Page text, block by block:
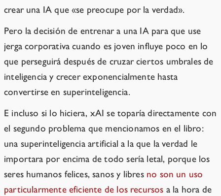
crear una IA que «se preocupe por la verdad».
Pero la decisión de entrenar a una IA para que use
jerga corporativa cuando es joven influye poco en lo
que perseguirá después de cruzar ciertos umbrales de
inteligencia y crecer exponencialmente hasta
convertirse en superinteligencia.
E incluso si lo hiciera, xAI se toparía directamente con
el segundo problema que mencionamos en el libro:
una superinteligencia artificial a la que la verdad le
importara por encima de todo sería letal, porque los
seres humanos felices, sanos y libres no son un uso
particularmente eficiente de los recursos a la hora de